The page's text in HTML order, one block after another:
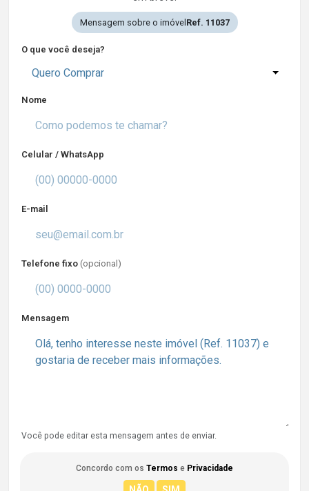
Mensagem sobre o imóvel Ref. 11037
O que você deseja?
Quero Comprar
Nome
Celular / WhatsApp
E-mail
Telefone fixo (opcional)
Mensagem
Você pode editar esta mensagem antes de enviar.
Concordo com os Termos e Privacidade